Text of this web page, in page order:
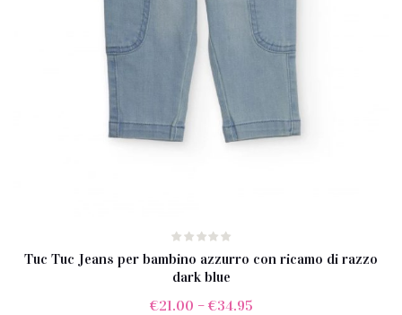
Tuc Tuc Jeans per bambino azzurro con ricamo di razzo
dark blue
€21.00 – €34.95